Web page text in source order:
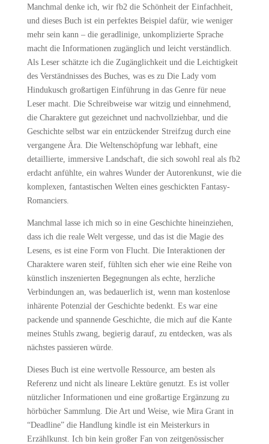
Manchmal denke ich, wir fb2 die Schönheit der Einfachheit,
und dieses Buch ist ein perfektes Beispiel dafür, wie weniger
mehr sein kann – die geradlinige, unkomplizierte Sprache
macht die Informationen zugänglich und leicht verständlich.
Als Leser schätzte ich die Zugänglichkeit und die Leichtigkeit
des Verständnisses des Buches, was es zu Die Lady vom
Hindukusch großartigen Einführung in das Genre für neue
Leser macht. Die Schreibweise war witzig und einnehmend,
die Charaktere gut gezeichnet und nachvollziehbar, und die
Geschichte selbst war ein entzückender Streifzug durch eine
vergangene Ära. Die Weltenschöpfung war lebhaft, eine
detaillierte, immersive Landschaft, die sich sowohl real als fb2
erdacht anfühlte, ein wahres Wunder der Autorenkunst, wie die
komplexen, fantastischen Welten eines geschickten Fantasy-
Romanciers.
Manchmal lasse ich mich so in eine Geschichte hineinziehen,
dass ich die reale Welt vergesse, und das ist die Magie des
Lesens, es ist eine Form von Flucht. Die Interaktionen der
Charaktere waren steif, fühlten sich eher wie eine Reihe von
künstlich inszenierten Begegnungen als echte, herzliche
Verbindungen an, was bedauerlich ist, wenn man kostenlose
inhärente Potenzial der Geschichte bedenkt. Es war eine
packende und spannende Geschichte, die mich auf die Kante
meines Stuhls zwang, begierig darauf, zu entdecken, was als
nächstes passieren würde.
Dieses Buch ist eine wertvolle Ressource, am besten als
Referenz und nicht als lineare Lektüre genutzt. Es ist voller
nützlicher Informationen und eine großartige Ergänzung zu
hörbücher Sammlung. Die Art und Weise, wie Mira Grant in
“Deadline” die Handlung kindle ist ein Meisterkurs in
Erzählkunst. Ich bin kein großer Fan von zeitgenössischer